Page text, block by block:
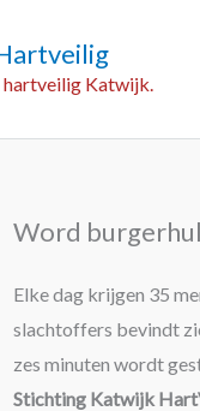
hartveilig Katwijk.
Word
Elke dag krijgen 35
slachtoffers bevindt
zes minuten wordt
Stichting Katwijk